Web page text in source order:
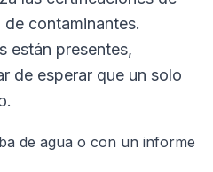
contaminantes.
están presentes,
de esperar que un solo
de agua o con un informe